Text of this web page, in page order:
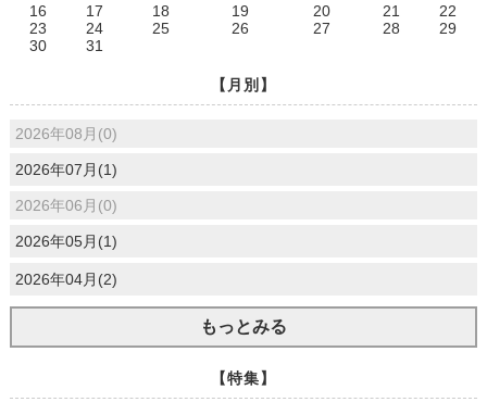
16
17 18 19 20 21
22
23
24 25 26 27 28
29
30
31
【月別】
2026年08月(0)
2026年07月(1)
2026年06月(0)
2026年05月(1)
2026年04月(2)
もっとみる
【特集】